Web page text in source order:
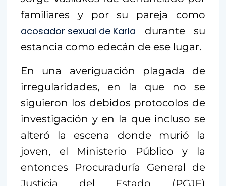
familiares y por su pareja como
acosador sexual de Karla durante su
estancia como edecán de ese lugar.
En una averiguación plagada de
irregularidades, en la que no se
siguieron los debidos protocolos de
investigación y en la que incluso se
alteró la escena donde murió la
joven, el Ministerio Público y la
entonces Procuraduría General de
Justicia del Estado (PGJE)